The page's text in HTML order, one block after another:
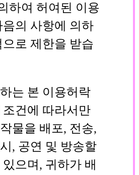
하여 허여된 이용
의 사항에 의하
으로 제한을 받습
는 본 이용허락
조건에 따라서만
물을 배포, 전송,
, 공연 및 방송할
있으며, 귀하가 배